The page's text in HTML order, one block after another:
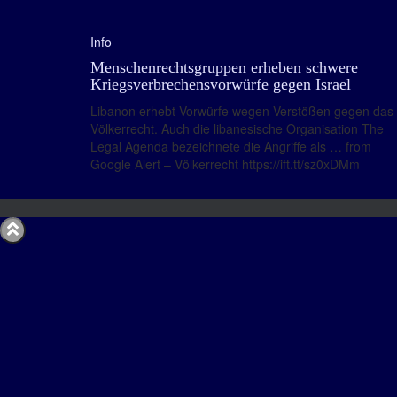
Info
Menschenrechtsgruppen erheben schwere
Kriegsverbrechensvorwürfe gegen Israel
Libanon erhebt Vorwürfe wegen Verstößen gegen das
Völkerrecht. Auch die libanesische Organisation The
Legal Agenda bezeichnete die Angriffe als … from
Google Alert – Völkerrecht https://ift.tt/sz0xDMm